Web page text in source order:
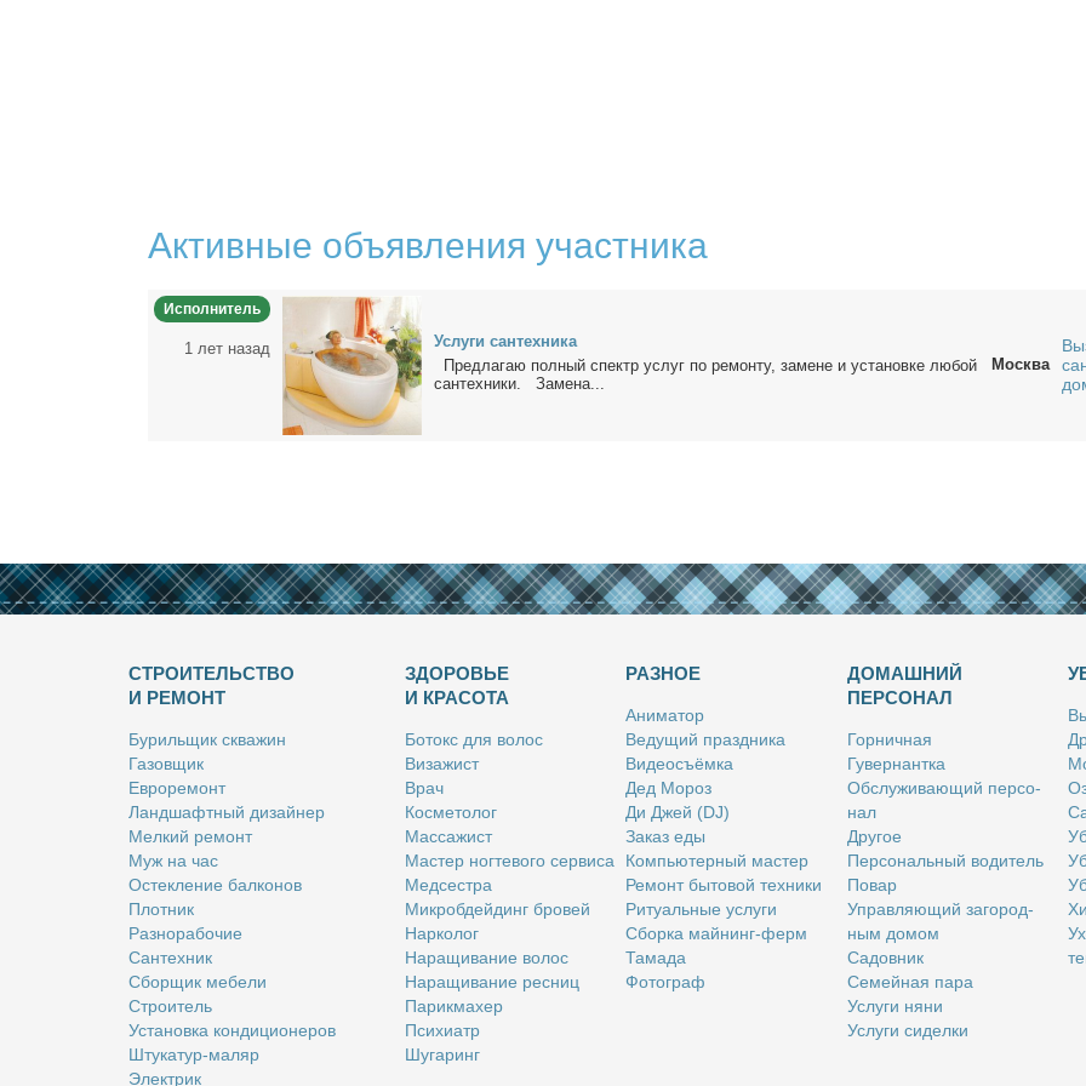
Активные объявления участника
Исполнитель
1 лет назад
Услу­ги сан­тех­ни­ка
Пред­ла­гаю пол­ный спектр услуг по ре­мон­ту, за­мене и уста­нов­ке лю­бой
сан­тех­ни­ки. За­ме­на...
Москва
СТРОИТЕЛЬСТВО
И РЕМОНТ
Бу­риль­щик сква­жин
Га­зов­щик
Ев­ро­ре­монт
Ланд­шафт­ный ди­зай­нер
Мел­кий ре­монт
Муж на час
Остек­ле­ние бал­ко­нов
Плот­ник
Раз­но­ра­бо­чие
Сан­тех­ник
Сбор­щик ме­бе­ли
Стро­и­тель
Уста­нов­ка кон­ди­ци­о­не­ров
Шту­ка­тур-ма­ляр
Элек­трик
ЗДОРОВЬЕ
И КРАСОТА
Бо­токс для во­лос
Ви­за­жист
Врач
Кос­ме­то­лог
Мас­са­жист
Ма­стер ног­те­во­го сер­ви­са
Мед­сест­ра
Мик­роб­дей­динг бро­вей
Нар­ко­лог
На­ра­щи­ва­ние во­лос
На­ра­щи­ва­ние рес­ниц
Па­рик­махер
Пси­хи­атр
Шу­га­ринг
РАЗНОЕ
Ани­ма­тор
Ве­ду­щий празд­ни­ка
Ви­део­съём­ка
Дед Мо­роз
Ди Джей (DJ)
За­каз еды
Ком­пью­тер­ный ма­стер
Ре­монт бы­то­вой тех­ни­ки
Ри­ту­аль­ные услу­ги
Сбор­ка май­нинг-ферм
Та­ма­да
Фо­то­граф
ДОМАШНИЙ
ПЕРСОНАЛ
Гор­нич­ная
Гу­вер­нант­ка
Об­слу­жи­ва­ю­щий пер­со­
нал
Дру­гое
Пер­со­наль­ный во­ди­тель
По­вар
Управ­ля­ю­щий за­го­род­
ным до­мом
Са­дов­ник
Се­мей­ная па­ра
Услу­ги ня­ни
Услу­ги си­дел­ки